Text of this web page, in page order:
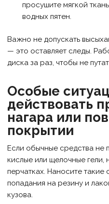
просушите мягкой
водных пятен.
Важно не допускать
— это оставляет следы.
диска за раз, чтобы не
Особые
действовать
нагара или
покрытии
Если обычные средства не
кислые или щелочные гели,
перчатках. Наносите такие
попадания на резину и
кузова.